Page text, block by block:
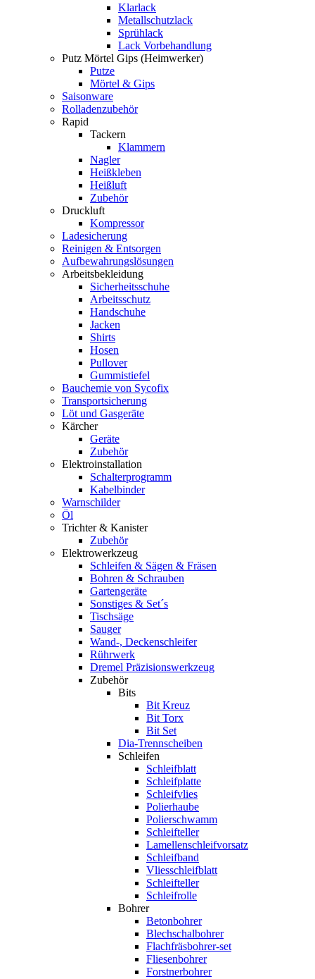
Klarlack
Metallschutzlack
Sprühlack
Lack Vorbehandlung
Putz Mörtel Gips (Heimwerker)
Putze
Mörtel & Gips
Saisonware
Rolladenzubehör
Rapid
Tackern
Klammern
Nagler
Heißkleben
Heißluft
Zubehör
Druckluft
Kompressor
Ladesicherung
Reinigen & Entsorgen
Aufbewahrungslösungen
Arbeitsbekleidung
Sicherheitsschuhe
Arbeitsschutz
Handschuhe
Jacken
Shirts
Hosen
Pullover
Gummistiefel
Bauchemie von Sycofix
Transportsicherung
Löt und Gasgeräte
Kärcher
Geräte
Zubehör
Elektroinstallation
Schalterprogramm
Kabelbinder
Warnschilder
Öl
Trichter & Kanister
Zubehör
Elektrowerkzeug
Schleifen & Sägen & Fräsen
Bohren & Schrauben
Gartengeräte
Sonstiges & Set´s
Tischsäge
Sauger
Wand-, Deckenschleifer
Rührwerk
Dremel Präzisionswerkzeug
Zubehör
Bits
Bit Kreuz
Bit Torx
Bit Set
Dia-Trennscheiben
Schleifen
Schleifblatt
Schleifplatte
Schleifvlies
Polierhaube
Polierschwamm
Schleifteller
Lamellenschleifvorsatz
Schleifband
Vliesschleifblatt
Schleifteller
Schleifrolle
Bohrer
Betonbohrer
Blechschalbohrer
Flachfräsbohrer-set
Fliesenbohrer
Forstnerbohrer